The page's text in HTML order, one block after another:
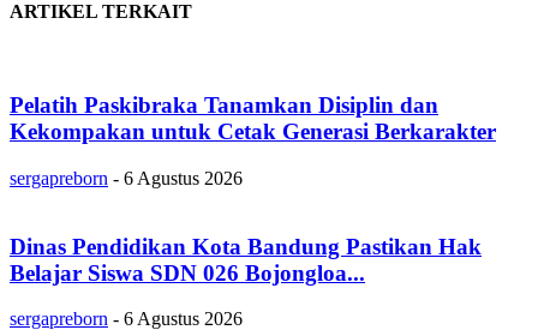
ARTIKEL TERKAIT
Pelatih Paskibraka Tanamkan Disiplin dan
Kekompakan untuk Cetak Generasi Berkarakter
sergapreborn - 6 Agustus 2026
Dinas Pendidikan Kota Bandung Pastikan Hak
Belajar Siswa SDN 026 Bojongloa...
sergapreborn - 6 Agustus 2026